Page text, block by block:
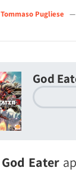
Tommaso Pugliese —
God
God Eater